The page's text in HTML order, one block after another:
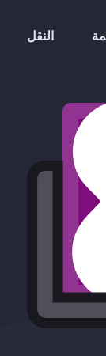
النقل